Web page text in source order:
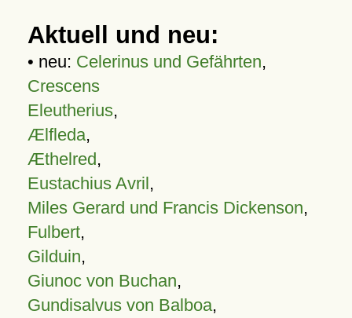
Aktuell und neu:
• neu: Celerinus und Gefährten,
Crescens
Eleutherius,
Ælfleda,
Æthelred,
Eustachius Avril,
Miles Gerard und Francis Dickenson,
Fulbert,
Gilduin,
Giunoc von Buchan,
Gundisalvus von Balboa,